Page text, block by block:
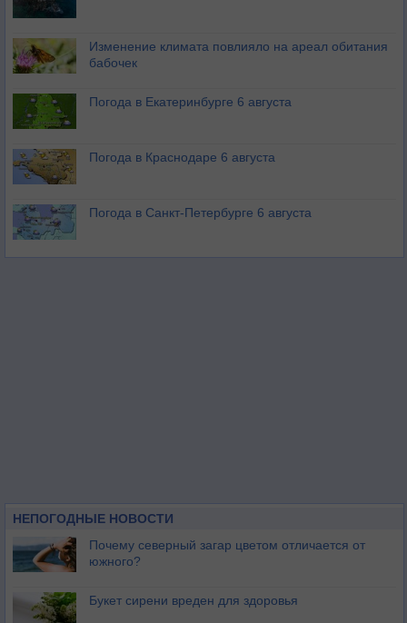
Изменение климата повлияло на ареал обитания
бабочек
Погода в Екатеринбурге 6 августа
Погода в Краснодаре 6 августа
Погода в Санкт-Петербурге 6 августа
НЕПОГОДНЫЕ НОВОСТИ
Почему северный загар цветом отличается от
южного?
Букет сирени вреден для здоровья